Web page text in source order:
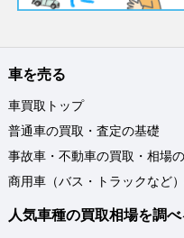
車を売る
車買取トップ
普通車の買取・査定の基礎
事故車・不動車の買取・相場
商用車（バス・トラックなど
人気車種の買取相場を調べ